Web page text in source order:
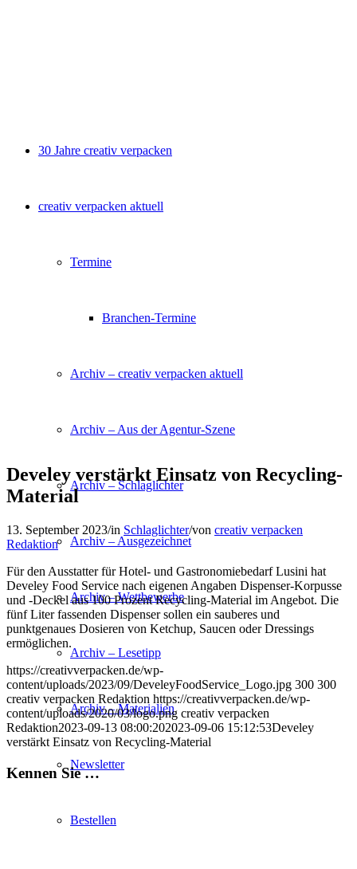
30 Jahre creativ verpacken
creativ verpacken aktuell
Termine
Branchen-Termine
Archiv – creativ verpacken aktuell
Archiv – Aus der Agentur-Szene
Archiv – Schlaglichter
Archiv – Ausgezeichnet
Archiv – Wettbewerbe
Archiv – Lesetipp
Archiv – Materialien
Newsletter
Bestellen
Develey verstärkt Einsatz von Recycling-
Material
13. September 2023/in Schlaglichter/von creativ verpacken
Redaktion
Für den Ausstatter für Hotel- und Gastronomiebedarf Lusini hat
Develey Food Service nach eigenen Angaben Dispenser-Korpusse
und -Deckel aus 100 Prozent Recycling-Material im Angebot. Die
fünf Liter fassenden Dispenser sollen ein sauberes und
punktgenaues Dosieren von Ketchup, Saucen oder Dressings
ermöglichen.
https://creativverpacken.de/wp-
content/uploads/2023/09/DeveleyFoodService_Logo.jpg 300 300
creativ verpacken Redaktion https://creativverpacken.de/wp-
content/uploads/2020/03/logo.png creativ verpacken
Redaktion2023-09-13 08:00:202023-09-06 15:12:53Develey
verstärkt Einsatz von Recycling-Material
Kennen Sie …